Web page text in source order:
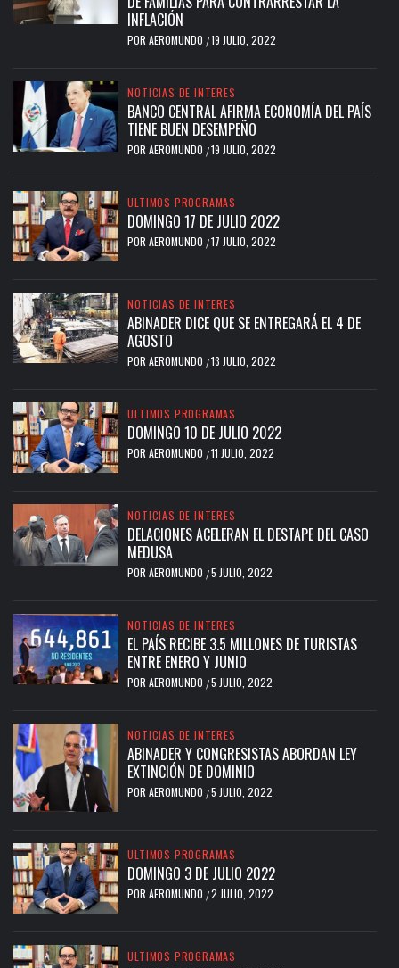
INFLACIÓN
POR AEROMUNDO /19 JULIO, 2022
NOTICIAS DE INTERES
BANCO CENTRAL AFIRMA ECONOMÍA DEL PAÍS
TIENE BUEN DESEMPEÑO
POR AEROMUNDO /19 JULIO, 2022
ULTIMOS PROGRAMAS
DOMINGO 17 DE JULIO 2022
POR AEROMUNDO /17 JULIO, 2022
NOTICIAS DE INTERES
ABINADER DICE QUE SE ENTREGARÁ EL 4 DE
AGOSTO
POR AEROMUNDO /13 JULIO, 2022
ULTIMOS PROGRAMAS
DOMINGO 10 DE JULIO 2022
POR AEROMUNDO /11 JULIO, 2022
NOTICIAS DE INTERES
DELACIONES ACELERAN EL DESTAPE DEL CASO
MEDUSA
POR AEROMUNDO /5 JULIO, 2022
NOTICIAS DE INTERES
EL PAÍS RECIBE 3.5 MILLONES DE TURISTAS
ENTRE ENERO Y JUNIO
POR AEROMUNDO /5 JULIO, 2022
NOTICIAS DE INTERES
ABINADER Y CONGRESISTAS ABORDAN LEY
EXTINCIÓN DE DOMINIO
POR AEROMUNDO /5 JULIO, 2022
ULTIMOS PROGRAMAS
DOMINGO 3 DE JULIO 2022
POR AEROMUNDO /2 JULIO, 2022
ULTIMOS PROGRAMAS